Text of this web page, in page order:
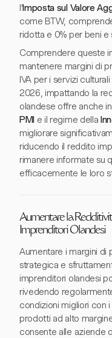
l'Imposta sul Valore
come BTW,
ridotta e 0% per beni e
Comprendere queste
mantenere margini di
IVA per i servizi
2026, impattando la
olandese offre anche
PMI e il regime della
migliorare
riducendo il reddito
rimanere informate su
efficacemente le loro
Aumentare la
Imprenditori Olandesi
Aumentare i margini di
strategica e
imprenditori olandesi
rivedendo
condizioni migliori con
prodotti ad alto
consente alle aziende